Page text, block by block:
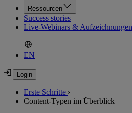
Ressourcen
Success stories
Live-Webinars & Aufzeichnungen
EN
Erste Schritte ›
Content-Typen im Überblick